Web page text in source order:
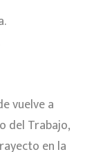
vuelve a
del Trabajo,
en la